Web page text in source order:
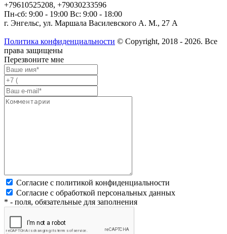
+79610525208, +79030233596
Пн-сб: 9:00 - 19:00 Вс: 9:00 - 18:00
г. Энгельс, ул. Маршала Василевского А. М., 27 А
Политика конфиденциальности © Copyright, 2018 - 2026. Все
права защищены
Перезвоните мне
Согласие с политикой конфиденциальности
Согласие с обработкой персональных данных
* - поля, обязательные для заполнения